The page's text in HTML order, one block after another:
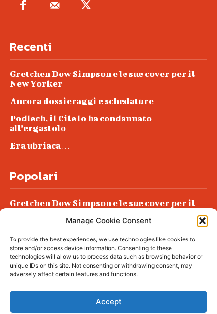
Manage Cookie Consent
To provide the best experiences, we use technologies like cookies to
store and/or access device information. Consenting to these
technologies will allow us to process data such as browsing behavior or
unique IDs on this site. Not consenting or withdrawing consent, may
adversely affect certain features and functions.
Accept
Recenti
Gretchen Dow Simpson e le sue cover per il
New Yorker
Ancora dossieraggi e schedature
Podlech, il Cile lo ha condannato
all’ergastolo
Era ubriaca…
Popolari
Gretchen Dow Simpson e le sue cover per il
Podlech, il Cile lo ha condannato
all’ergastolo
Era ubriaca…